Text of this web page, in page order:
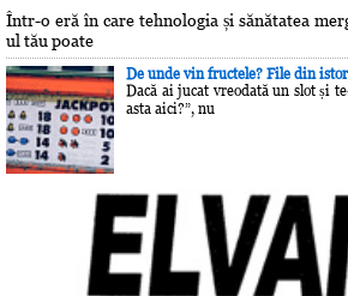
Într-o eră în care tehnologia și sănătatea
ul tău poate
De unde vin fructele? File din
Dacă ai jucat vreodată un slot și
asta aici?”, nu